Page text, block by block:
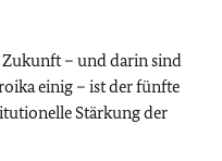
Zukunft – und darin sind
einig – ist der fünfte
Stärkung der